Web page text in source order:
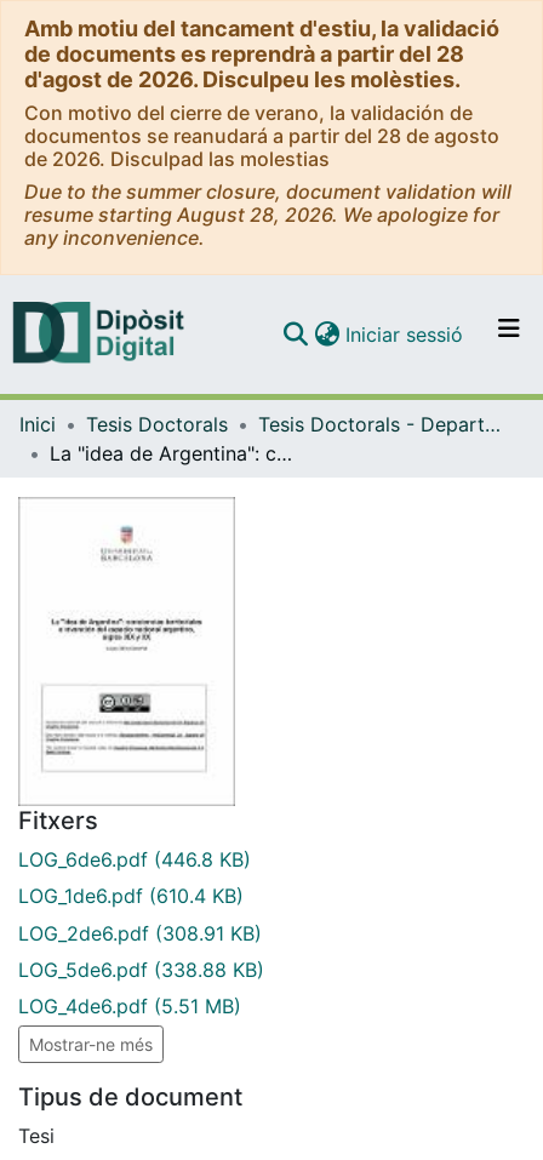
Amb motiu del tancament d'estiu, la validació
de documents es reprendrà a partir del 28
d'agost de 2026. Disculpeu les molèsties.
Con motivo del cierre de verano, la validación de
documentos se reanudará a partir del 28 de agosto
de 2026. Disculpad las molestias
Due to the summer closure, document validation will
resume starting August 28, 2026. We apologize for
any inconvenience.
Navega per tot el DD
Iniciar sessió (current)
Inici Tesis Doctorals
Tesis Doctorals - Departament - Geografia Humana
La "idea de Argentina": conciencias territoriales e invención del espacio nacional argentino, siglos XIX y XX
Fitxers
LOG_6de6.pdf (446.8 KB)
LOG_1de6.pdf (610.4 KB)
LOG_2de6.pdf (308.91 KB)
LOG_5de6.pdf (338.88 KB)
LOG_4de6.pdf (5.51 MB)
Mostrar-ne més
Tipus de document
Tesi